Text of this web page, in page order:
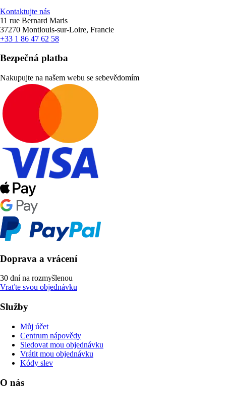
Kontaktujte nás
11 rue Bernard Maris
37270 Montlouis-sur-Loire, Francie
+33 1 86 47 62 58
Bezpečná platba
Nakupujte na našem webu se sebevědomím
Doprava a vrácení
30 dní na rozmyšlenou
Vraťte svou objednávku
Služby
Můj účet
Centrum nápovědy
Sledovat mou objednávku
Vrátit mou objednávku
Kódy slev
O nás